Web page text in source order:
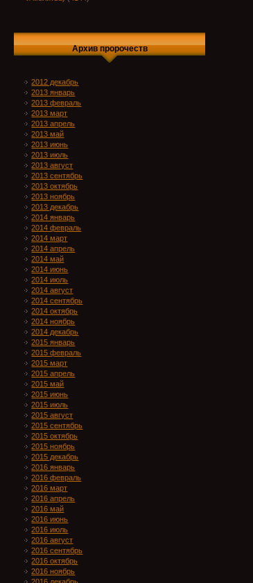
Архив пророчеств
2012 декабрь
2013 январь
2013 февраль
2013 март
2013 апрель
2013 май
2013 июнь
2013 июль
2013 август
2013 сентябрь
2013 октябрь
2013 ноябрь
2013 декабрь
2014 январь
2014 февраль
2014 март
2014 апрель
2014 май
2014 июнь
2014 июль
2014 август
2014 сентябрь
2014 октябрь
2014 ноябрь
2014 декабрь
2015 январь
2015 февраль
2015 март
2015 апрель
2015 май
2015 июнь
2015 июль
2015 август
2015 сентябрь
2015 октябрь
2015 ноябрь
2015 декабрь
2016 январь
2016 февраль
2016 март
2016 апрель
2016 май
2016 июнь
2016 июль
2016 август
2016 сентябрь
2016 октябрь
2016 ноябрь